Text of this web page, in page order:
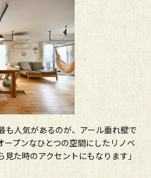
も人気があるのが、アール垂れ壁で
プンなひとつの空間にしたリノベ
た時のアクセントにもなります」